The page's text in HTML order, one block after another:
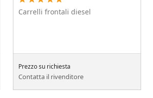
Carrelli frontali diesel
Prezzo su richiesta
Contatta il rivenditore